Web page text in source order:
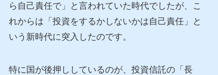
ら自己責任で」と言われていた時代でしたが、こ
れからは「投資をするかしないかは自己責任」と
いう新時代に突入したのです。
特に国が後押ししているのが、投資信託の「長